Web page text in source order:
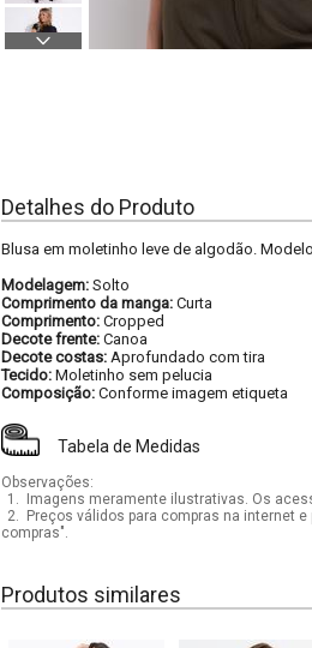
Detalhes do Produto
Blusa em moletinho leve de algodão.
Modelagem: Solto
Comprimento da manga: Curta
Comprimento: Cropped
Decote frente: Canoa
Decote costas: Aprofundado com tira
Tecido: Moletinho sem pelucia
Composição: Conforme imagem etiqueta
Tabela de Medidas
Observações:
1.
Imagens meramente ilustrativas. Os
2.
Preços válidos para compras na internet
compras".
Produtos similares